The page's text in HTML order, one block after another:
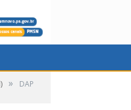
» DAP